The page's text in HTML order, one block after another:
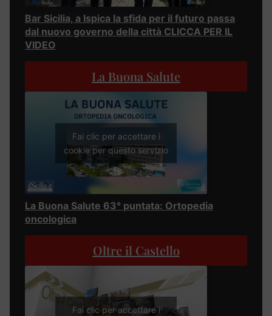
Bar Sicilia, a Ispica la sfida per il futuro passa
dal nuovo governo della città CLICCA PER IL
VIDEO
La Buona Salute
Fai clic per accettare i
cookie per questo servizio
La Buona Salute 63° puntata: Ortopedia
oncologica
Oltre il Castello
Fai clic per accettare i